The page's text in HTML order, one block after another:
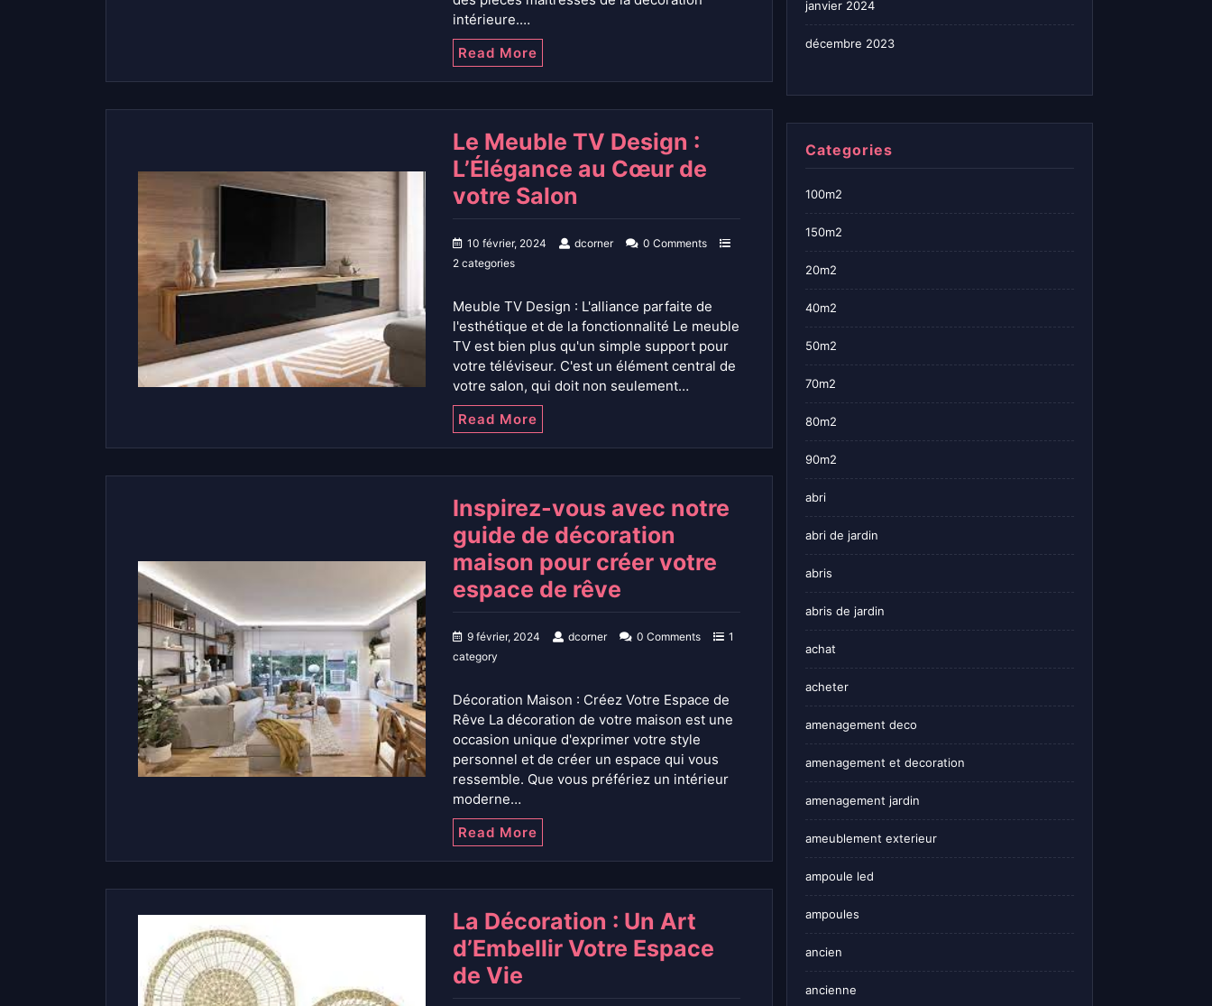
intérieure.…
Read More
Le Meuble TV Design :
L’Élégance au Cœur de
votre Salon
10 février, 2024 dcorner
0 Comments
2 categories
Meuble TV Design : L'alliance parfaite de
l'esthétique et de la fonctionnalité Le meuble
TV est bien plus qu'un simple support pour
votre téléviseur. C'est un élément central de
votre salon, qui doit non seulement…
Read More
Inspirez-vous avec notre
guide de décoration
maison pour créer votre
espace de rêve
9 février, 2024 dcorner 0 Comments
1
category
Décoration Maison : Créez Votre Espace de
Rêve La décoration de votre maison est une
occasion unique d'exprimer votre style
personnel et de créer un espace qui vous
ressemble. Que vous préfériez un intérieur
moderne…
Read More
La Décoration : Un Art
d’Embellir Votre Espace
de Vie
janvier 2024
décembre 2023
Categories
100m2
150m2
20m2
40m2
50m2
70m2
80m2
90m2
abri
abri de jardin
abris
abris de jardin
achat
acheter
amenagement deco
amenagement et decoration
amenagement jardin
ameublement exterieur
ampoule led
ampoules
ancien
ancienne